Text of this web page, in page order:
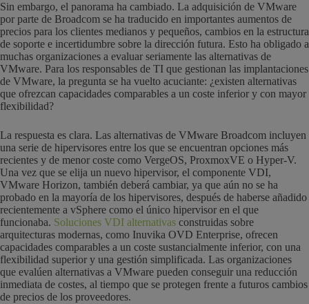
Sin embargo, el panorama ha cambiado. La adquisición de VMware
por parte de Broadcom se ha traducido en importantes aumentos de
precios para los clientes medianos y pequeños, cambios en la estructura
de soporte e incertidumbre sobre la dirección futura. Esto ha obligado a
muchas organizaciones a evaluar seriamente las alternativas de
VMware. Para los responsables de TI que gestionan las implantaciones
de VMware, la pregunta se ha vuelto acuciante: ¿existen alternativas
que ofrezcan capacidades comparables a un coste inferior y con mayor
flexibilidad?
La respuesta es clara. Las alternativas de VMware Broadcom incluyen
una serie de hipervisores entre los que se encuentran opciones más
recientes y de menor coste como VergeOS, ProxmoxVE o Hyper-V.
Una vez que se elija un nuevo hipervisor, el componente VDI,
VMware Horizon, también deberá cambiar, ya que aún no se ha
probado en la mayoría de los hipervisores, después de haberse añadido
recientemente a vSphere como el único hipervisor en el que
funcionaba. Soluciones VDI alternativas construidas sobre
arquitecturas modernas, como Inuvika OVD Enterprise, ofrecen
capacidades comparables a un coste sustancialmente inferior, con una
flexibilidad superior y una gestión simplificada. Las organizaciones
que evalúen alternativas a VMware pueden conseguir una reducción
inmediata de costes, al tiempo que se protegen frente a futuros cambios
de precios de los proveedores.